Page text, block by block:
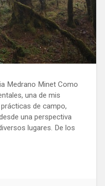
Medrano Minet Como
una de mis
de campo,
una perspectiva
lugares. De los